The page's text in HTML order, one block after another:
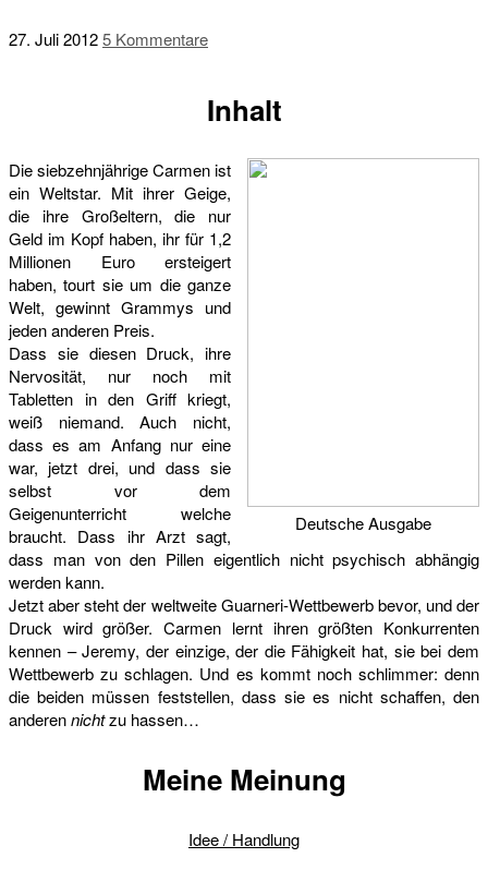
27. Juli 20125 Kommentare
Inhalt
Deutsche Ausgabe
Die siebzehnjährige Carmen ist
ein Weltstar. Mit ihrer Geige,
die ihre Großeltern, die nur
Geld im Kopf haben, ihr für 1,2
Millionen Euro ersteigert
haben, tourt sie um die ganze
Welt, gewinnt Grammys und
jeden anderen Preis.
Dass sie diesen Druck, ihre
Nervosität, nur noch mit
Tabletten in den Griff kriegt,
weiß niemand. Auch nicht,
dass es am Anfang nur eine
war, jetzt drei, und dass sie
selbst vor dem
Geigenunterricht welche
braucht. Dass ihr Arzt sagt,
dass man von den Pillen eigentlich nicht psychisch abhängig
werden kann.
Jetzt aber steht der weltweite Guarneri-Wettbewerb bevor, und der
Druck wird größer. Carmen lernt ihren größten Konkurrenten
kennen – Jeremy, der einzige, der die Fähigkeit hat, sie bei dem
Wettbewerb zu schlagen. Und es kommt noch schlimmer: denn
die beiden müssen feststellen, dass sie es nicht schaffen, den
anderennichtzu hassen…
Meine Meinung
Idee / Handlung